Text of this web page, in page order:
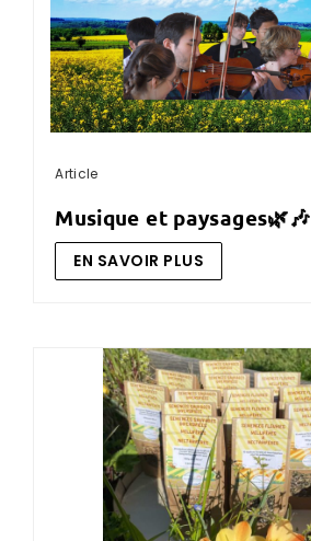
Article
musique et paysages🌿🎶
EN SAVOIR PLUS